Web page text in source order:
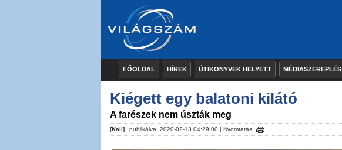
FŐOLDAL HÍREK ÚTIKÖNYVEK HELYETT MÉDIASZEREPLÉS
Kiégett egy balatoni kilátó
A farészek nem úszták meg
[Kail] publikálva: 2020-02-13 04:29:00 | Nyomtatás